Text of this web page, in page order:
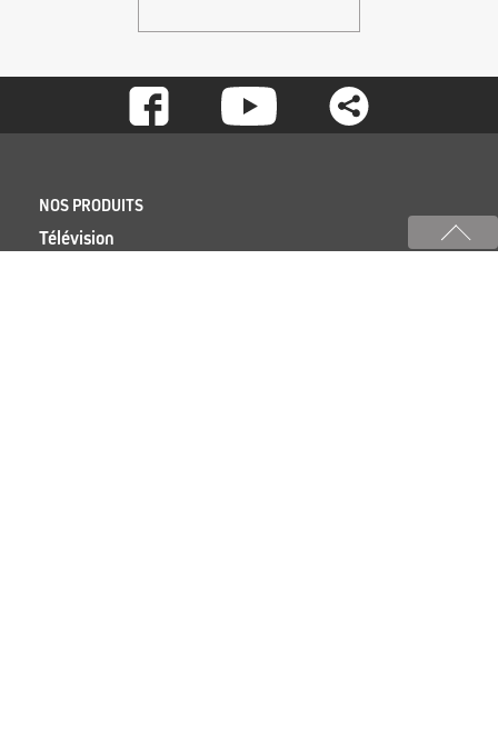
-
NOS PRODUITS
Télévision